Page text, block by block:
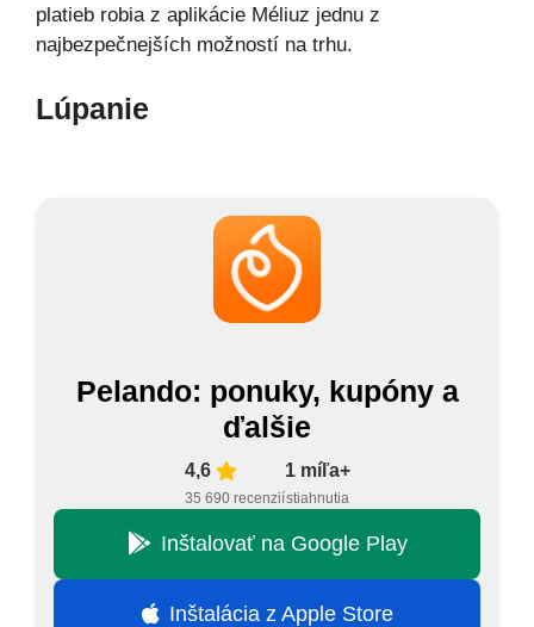
platieb robia z aplikácie Méliuz jednu z
najbezpečnejších možností na trhu.
Lúpanie
Pelando: ponuky, kupóny a
ďalšie
4,6
35 690 recenzií
1 míľa+
stiahnutia
Inštalovať na Google Play
Inštalácia z Apple Store